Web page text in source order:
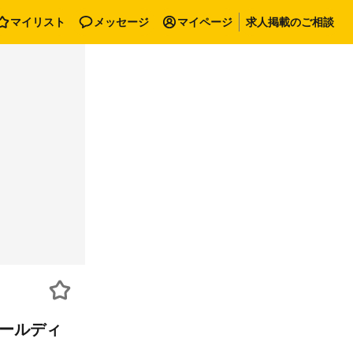
マイリスト メッセージ マイページ 求人掲載のご相談
ルディ